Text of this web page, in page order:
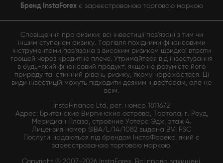
Бренд InstaForexє зареєстрованою торговою маркою
Сповіщення про ризики: всі інвестиції пов'язані з тим чи
іншим ступенем ризику. Торгівля похідними фінансовими
інструментами пов'язана з високим ризиком швидкої втрати
грошей через кредитне плече. Утримайтеся від інвестування
в будь-який фінансовий продукт, якщо не розумієте його
природу та істинний рівень ризику, якому наражаєтеся. Ці
види інвестицій можуть підходити деяким інвесторам, але не
всім.
InstaFinance Ltd, рег. номер 1811672
Адрес: Британские Виргинские острова, Тортола, г. Роуд,
Меридиан Плаза, строение Уотерс Эдж, этаж 4.
Лицензия номер SIBA/L/14/1082 выдана BVI FSC
Послуги надаються під брендом ІнстаФорекс, який є
зареєстрованою торговою маркою.
Copyright © 2007-2026 InstaForex. Всі права захищені.